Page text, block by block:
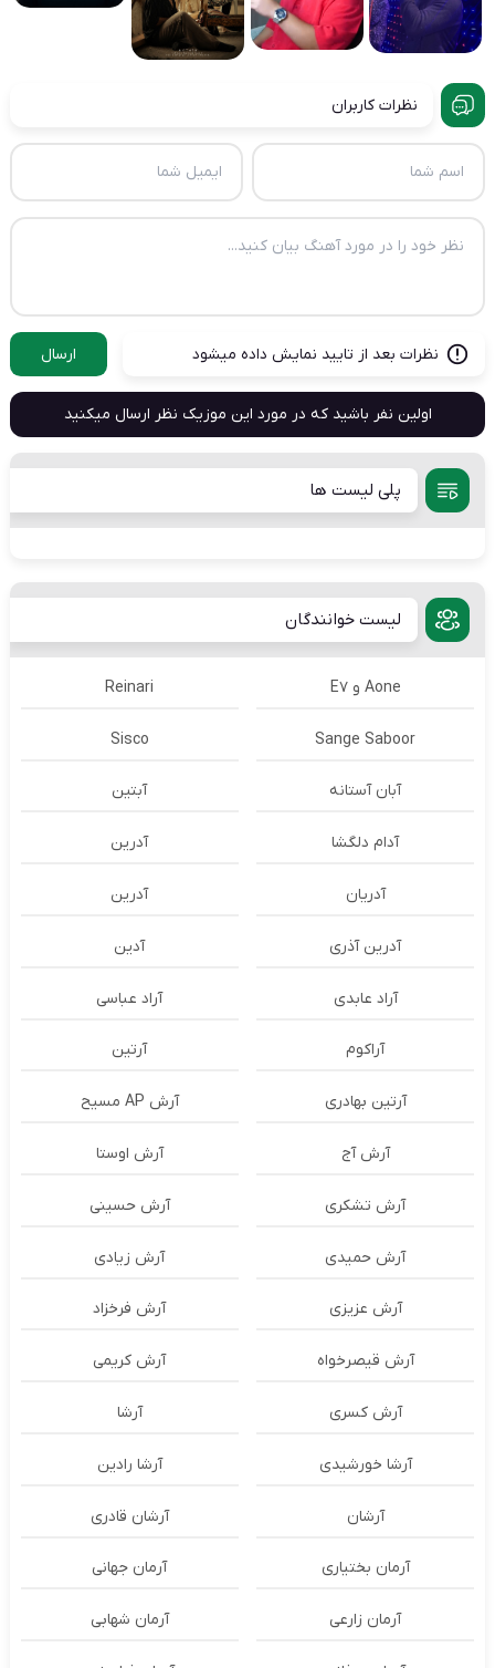
نظرات کاربران
نظرات بعد از تایید نمایش داده میشود ارسال
اولین نفر باشید که در مورد این موزیک نظر ارسال میکنید
پلی لیست ها
لیست خوانندگان
Aone و E7 Reinari
Sange Saboor
Sisco
آبان آستانه آبتین
آدام دلگشا آدرين
آدریان آدرین
آدرین آذری آدین
آراد عابدی آراد عباسی
آراکوم آرتین
آرتین بهادری آرش AP مسیح
آرش آج آرش اوستا
آرش تشکری آرش حسینی
آرش حمیدی آرش زیادی
آرش عزیزی آرش فرخزاد
آرش قیصرخواه آرش کریمی
آرش کسری آرشا
آرشا خورشیدی آرشا رادین
آرشان آرشان قادری
آرمان بختیاری آرمان جهانی
آرمان زارعی آرمان شهابی